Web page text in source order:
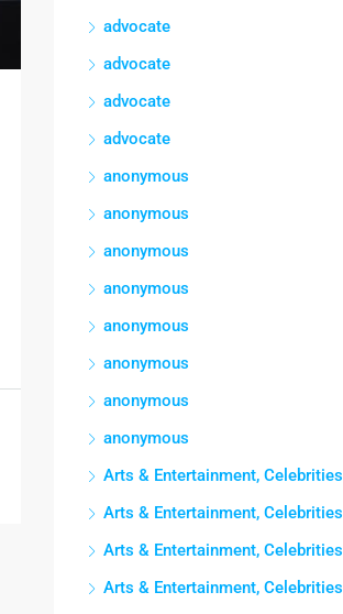
advocate
advocate
advocate
advocate
anonymous
anonymous
anonymous
anonymous
anonymous
anonymous
anonymous
anonymous
Arts & Entertainment, Celebrities
Arts & Entertainment, Celebrities
Arts & Entertainment, Celebrities
Arts & Entertainment, Celebrities